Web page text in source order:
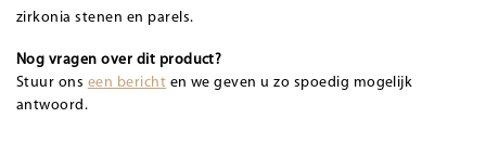
zirkonia stenen en parels.
Nog vragen over dit product?
Stuur ons een bericht en we geven u zo spoedig mogelijk
antwoord.